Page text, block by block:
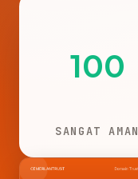
100
SANGAT AMAN